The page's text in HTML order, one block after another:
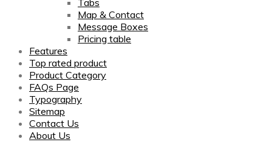
Map & Contact
Message Boxes
Pricing table
Features
Top rated product
Product Category
FAQs Page
Typography
Sitemap
Contact Us
About Us